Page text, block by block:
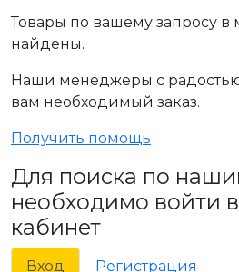
Товары по вашему запросу в
найдены.
Наши менеджеры с
вам необходимый заказ.
Получить помощь
Для поиска по
необходимо войти
кабинет
Вход Регистрация